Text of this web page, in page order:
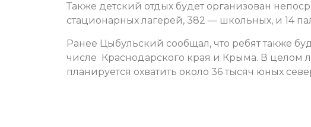
Также детский отдых будет организован
стационарных лагерей, 382 — школьных, и 14
Ранее Цыбульский сообщал, что ребят также
числе Краснодарского края и Крыма. В целом
планируется охватить около 36 тысяч юных